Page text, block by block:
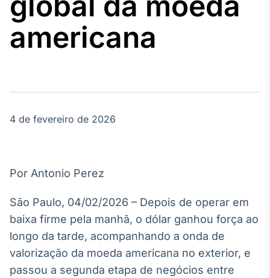
Agro
Tudo sobre o
agronegócio
Broadcast
Energia
O setor de
energia elétrica
no Brasil
Broadcast
americana
4 de fevereiro de 2026
Por Antonio Perez
São Paulo, 04/02/2026 – Depois de operar em
baixa firme pela manhã, o dólar ganhou força ao
longo da tarde, acompanhando a onda de
valorização da moeda americana no exterior, e
passou a segunda etapa de negócios entre